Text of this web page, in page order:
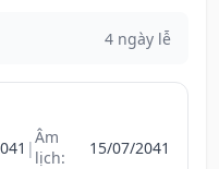
4 ngày lễ
|Âm
lịch:
15/07/2041